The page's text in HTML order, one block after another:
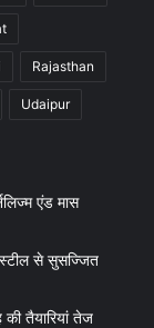
Rajasthan
Udaipur
एंड मास
स्टील से सुसज्जित
तैयारियां तेज